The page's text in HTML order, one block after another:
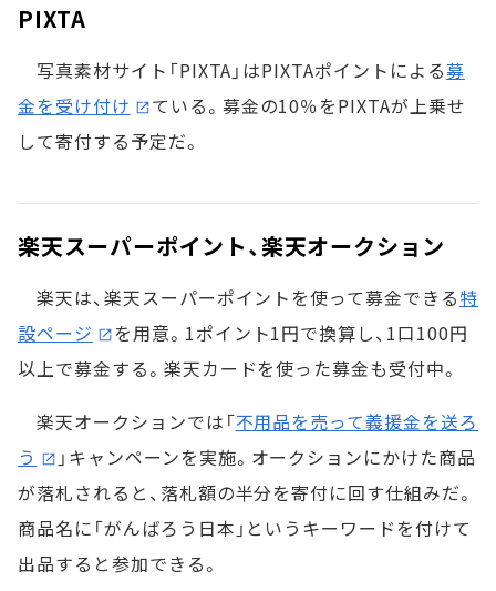
PIXTA
写真素材サイト「PIXTA」はPIXTAポイントによる募
金を受け付け
ている。募金の10％をPIXTAが上乗せ
して寄付する予定だ。
楽天スーパーポイント、楽天オークション
楽天は、楽天スーパーポイントを使って募金できる特
設ページ
を用意。1ポイント1円で換算し、1口100円
以上で募金する。楽天カードを使った募金も受付中。
楽天オークションでは「不用品を売って義援金を送ろ
う
」キャンペーンを実施。オークションにかけた商品
が落札されると、落札額の半分を寄付に回す仕組みだ。
商品名に「がんばろう日本」というキーワードを付けて
出品すると参加できる。